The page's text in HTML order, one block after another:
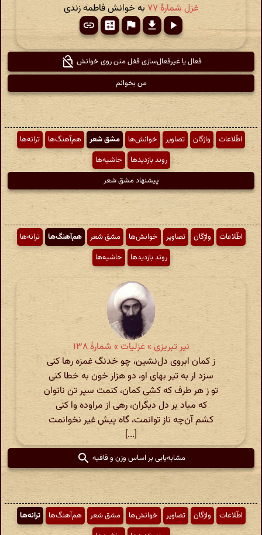
غزل شمارهٔ ۷۷ به خوانش فاطمه زندی
فعال یا غیرفعال‌سازی قفل متن روی خوانش
من بخوانم
اطّلاعات واژگان تصاویر خوانش‌ها مشق شعر هم‌آهنگ‌ها
ترانه‌ها
روند بازدیدها
حاشیه‌ها
پیشنهاد مشق شعر
اطّلاعات واژگان تصاویر خوانش‌ها مشق شعر هم‌آهنگ‌ها
ترانه‌ها
روند بازدیدها
حاشیه‌ها
نیر تبریزی » غزلیات » شمارهٔ ۱۳۸
ز کمان ابروی دل‌نشین، چو خدنگ غمزه رها کنی
سزد ار به تیر بهای او، دو هزار خون به خطا کنی
تو ز هر طرف که کشی کمان، کنمت سپر تن ناتوان
که مباد بر دل دیگران، رهی از مراوده وا کنی
کشم آن‌چه ناز توانمت، گاه پیش غیر نخوانمت
[...]
مشابه‌یابی بر اساس وزن و قافیه
اطّلاعات واژگان تصاویر خوانش‌ها مشق شعر هم‌آهنگ‌ها
ترانه‌ها